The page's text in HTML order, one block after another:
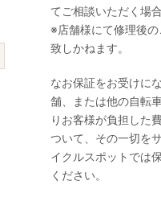
てご相談いただく場
※店舗様にて修理後
致しかねます。
なお保証をお受けに
舗、または他の自転
りお客様が負担した
ついて、その一切を
イクルスポットでは
ください。